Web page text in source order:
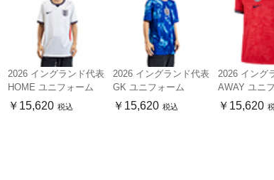
2026 イングランド代表
HOME ユニフォーム
￥15,620 税込
2026 イングランド代表
GK ユニフォーム
￥15,620 税込
2026 イング
AWAY ユニ
￥15,620